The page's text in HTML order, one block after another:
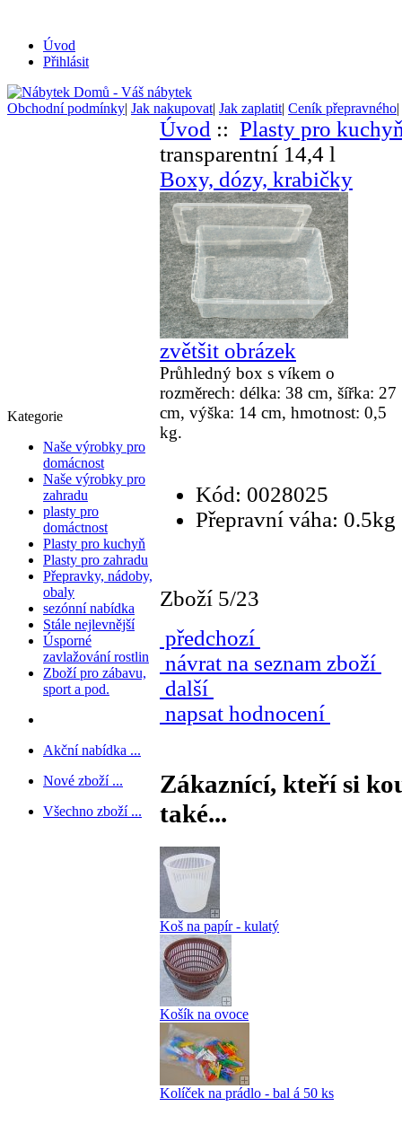
Úvod
Přihlásit
Obchodní podmínky| Jak nakupovat| Jak zaplatit| Ceník přepravného|
Kategorie
Naše výrobky pro
domácnost
Naše výrobky pro
zahradu
plasty pro
domáctnost
Plasty pro kuchyň
Plasty pro zahradu
Přepravky, nádoby,
obaly
sezónní nabídka
Stále nejlevnější
Úsporné
zavlažování rostlin
Zboží pro zábavu,
sport a pod.
Akční nabídka ...
Nové zboží ...
Všechno zboží ...
Úvod :: Plasty pro
transparentní 14,4 l
Boxy, dózy, krabičky
zvětšit obrázek
Průhledný box s víkem o
rozměrech: délka: 38 cm, šířka: 27
cm, výška: 14 cm, hmotnost: 0,5
kg.
Kód: 0028025
Přepravní váha: 0.5kg
Zboží 5/23
předchozí
návrat na seznam zboží
další
napsat hodnocení
Zákaznící, kteří si
také...
Koš na papír - kulatý
Košík na ovoce
Kolíček na prádlo - bal á 50 ks